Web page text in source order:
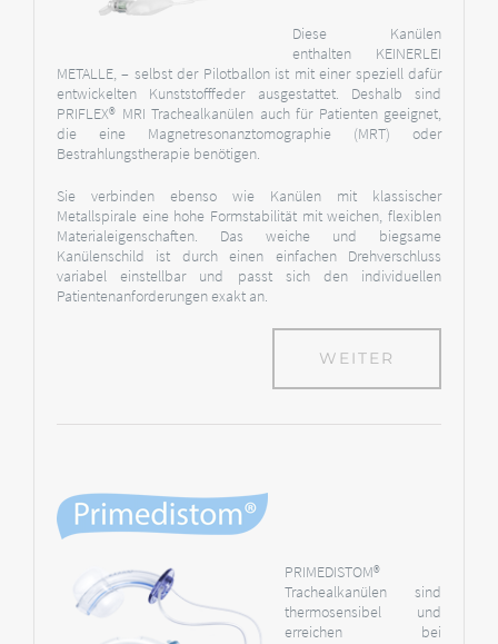
Diese Kanülen
enthalten KEINERLEI
METALLE, – selbst der Pilotballon ist mit einer speziell dafür
entwickelten Kunststofffeder ausgestattet. Deshalb sind
PRIFLEX® MRI Trachealkanülen auch für Patienten geeignet,
die eine Magnetresonanztomographie (MRT) oder
Bestrahlungstherapie benötigen.
Sie verbinden ebenso wie Kanülen mit klassischer
Metallspirale eine hohe Formstabilität mit weichen, flexiblen
Materialeigenschaften. Das weiche und biegsame
Kanülenschild ist durch einen einfachen Drehverschluss
variabel einstellbar und passt sich den individuellen
Patientenanforderungen exakt an.
WEITER
PRIMEDISTOM®
Trachealkanülen sind
thermosensibel und
erreichen bei